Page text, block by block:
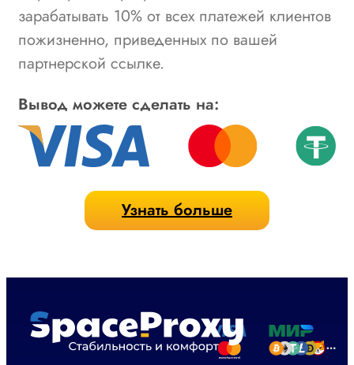
зарабатывать 10% от всех платежей клиентов
пожизненно, приведенных по вашей
партнерской ссылке.
Вывод можете сделать на:
Узнать больше